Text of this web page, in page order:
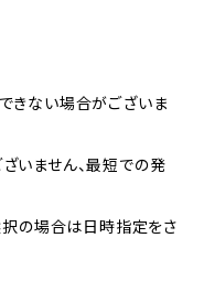
きない場合がございま
いません、最短での発
の場合は日時指定をさ